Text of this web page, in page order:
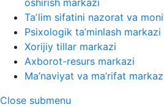
oshirish markazi
Taʼlim sifatini nazorat va
Psixologik ta’minlash markazi
Xorijiy tillar markazi
Axborot-resurs markazi
Ma’naviyat va ma’rifat
Close submenu